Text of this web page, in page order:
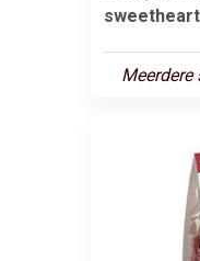
Meerdere